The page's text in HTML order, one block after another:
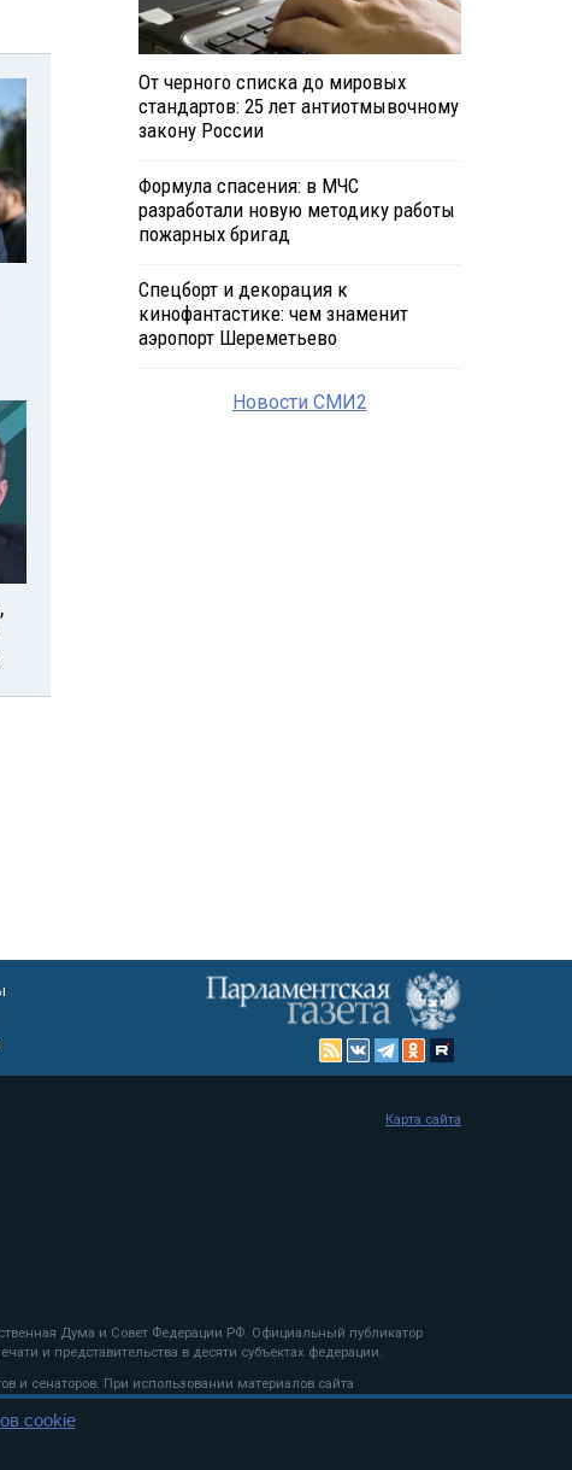
От черного списка до мировых
стандартов: 25 лет антиотмывочному
закону России
Формула спасения: в МЧС
разработали новую методику работы
пожарных бригад
Спецборт и декорация к
кинофантастике: чем знаменит
аэропорт Шереметьево
Новости СМИ2
Дума и Совет Федерации РФ. Официальный публикатор
и представительства в десяти субъектах федерации.
и сенаторов. При использовании материалов сайта
Карта сайта
cookie